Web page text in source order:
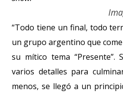
“Todo tiene un final, todo
un grupo argentino que
su mítico tema “Presente”.
varios detalles para
menos, se llegó a un